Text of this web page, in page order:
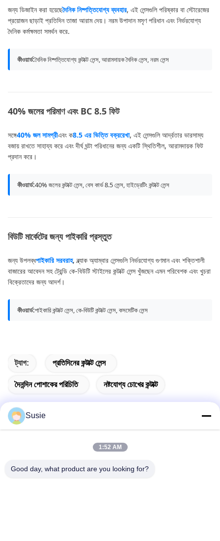
জন্য ডিজাইন করা হয়েছেদৈনিক নিষ্পত্তিযোগ্য ব্যবহার, এই লেন্সগুলি পরিষ্কার বা স্টোরেজের
প্রয়োজন ছাড়াই প্রতিদিন তাজা আরাম দেয়। নরম উপাদান মসৃণ পরিধান এবং নির্ভরযোগ্য
দৈনিক কর্মক্ষমতা সমর্থন করে.
কীওয়ার্ড:দৈনিক নিষ্পত্তিযোগ্য কন্টাক্ট লেন্স, আরামদায়ক দৈনিক লেন্স, নরম লেন্স
40% জলের পরিমাণ এবং BC 8.5 ফিট
সঙ্গে40% জল সামগ্রীএবং ক8.5 এর ভিত্তি বক্ররেখা, এই লেন্সগুলি আর্দ্রতার ভারসাম্য
বজায় রাখতে সাহায্য করে এবং দীর্ঘ ঘন্টা পরিধানের জন্য একটি স্থিতিশীল, আরামদায়ক ফিট
প্রদান করে।
কীওয়ার্ড:40% জলের কন্টাক্ট লেন্স, বেস কার্ভ 8.5 লেন্স, হাইড্রেটিং কন্টাক্ট লেন্স
বিউটি মার্কেটের জন্য পাইকারি প্রস্তুত
জন্য উপলব্ধপাইকারি সরবরাহ, ব্ল্যাক অ্যাম্বার লেন্সগুলি নির্ভরযোগ্য গুণমান এবং শক্তিশালী
বাজারের আবেদন সহ ট্রেন্ডি কে-বিউটি স্টাইলের কন্টাক্ট লেন্স খুঁজছেন এমন পরিবেশক এবং খুচরা
বিক্রেতাদের জন্য আদর্শ।
কীওয়ার্ড:পাইকারি কন্টাক্ট লেন্স, কে-বিউটি কন্টাক্ট লেন্স, কসমেটিক লেন্স
ট্যাগ: প্রতিদিনের কন্টাক্ট লেন্স
দৈনন্দিন পোশাকের পরিচিতি নষ্টযোগ্য চোখের কন্টাক্ট
ঠিকানা
Susie
1:52 AM
Good day, what product are you looking for?